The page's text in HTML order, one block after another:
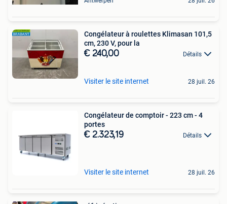
Congélateur à roulettes Klimasan 101,5
cm, 230 V, pour la
€ 240,00 Détails
Visiter le site internet 28 juil. 26
Congélateur de comptoir - 223 cm - 4
portes
€ 2.323,19 Détails
Visiter le site internet 28 juil. 26